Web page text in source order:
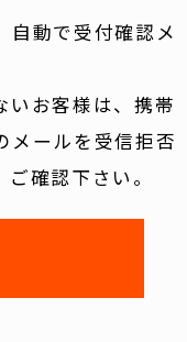
自動で受付確認メ
いお客様は、携帯
メールを受信拒否
確認下さい。